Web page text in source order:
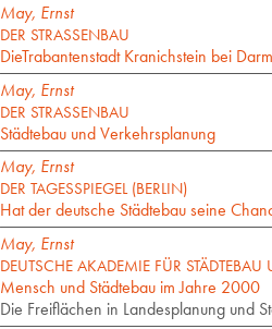
May, Ernst
DER STRASSENBAU
DieTrabantenstadt Kranichstein bei
May, Ernst
DER STRASSENBAU
Städtebau und Verkehrsplanung
May, Ernst
DER TAGESSPIEGEL (BERLIN)
Hat der deutsche Städtebau seine
May, Ernst
DEUTSCHE AKADEMIE FÜR
Mensch und Städtebau im Jahre 2000
Die Freiflächen in Landesplanung und